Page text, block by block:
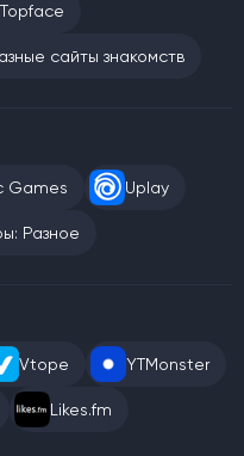
Topface
сайты знакомств
Games Uplay
Разное
Vtope YTMonster
Likes.fm